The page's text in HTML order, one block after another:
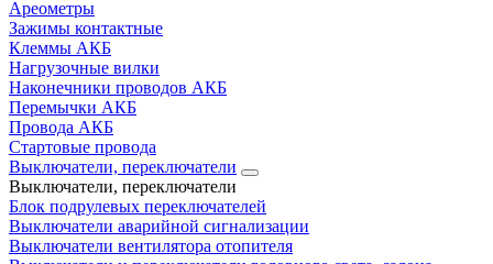
Ареометры
Зажимы контактные
Клеммы АКБ
Нагрузочные вилки
Наконечники проводов АКБ
Перемычки АКБ
Провода АКБ
Стартовые провода
Выключатели, переключатели
Выключатели, переключатели
Блок подрулевых переключателей
Выключатели аварийной сигнализации
Выключатели вентилятора отопителя